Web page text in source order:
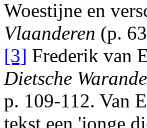
Woestijne en
Vlaanderen (p.
[3] Frederik van
Dietsche
p. 109-112. Van
tekst een 'jonge